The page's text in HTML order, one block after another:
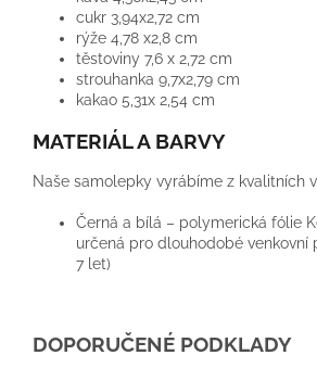
cukr 3,94x2,72 cm
rýže 4,78 x2,8 cm
těstoviny 7,6 x 2,72 cm
strouhanka 9,7x2,79 cm
kakao 5,31x 2,54 cm
MATERIÁL A BARVY
Naše samolepky vyrábíme z kvalitních
Černá a bílá – polymerická fólie
určená pro dlouhodobé venkovní
7 let)
DOPORUČENÉ PODKLADY